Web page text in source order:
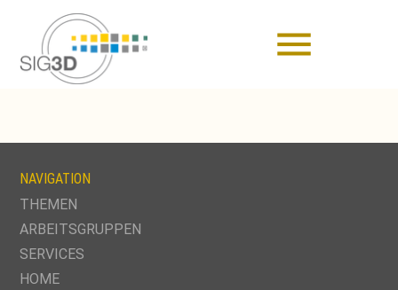
menu
NAVIGATION
NAVIGATION
ÜBERSPRINGEN
THEMEN
ARBEITSGRUPPEN
SERVICES
HOME